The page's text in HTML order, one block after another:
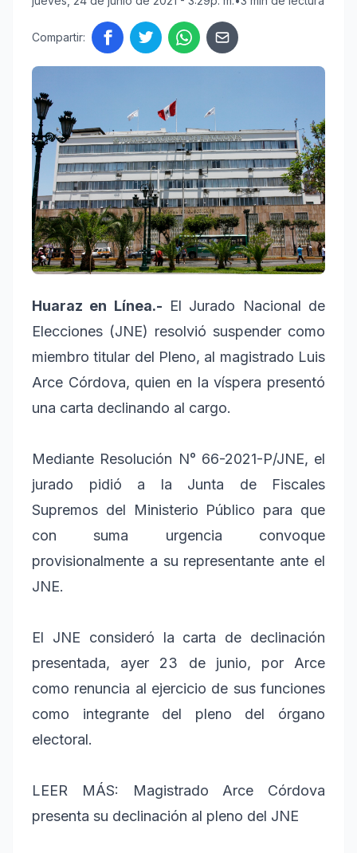
Compartir:
Huaraz en Línea.- El Jurado Nacional de
Elecciones (JNE) resolvió suspender como
miembro titular del Pleno, al magistrado Luis
Arce Córdova, quien en la víspera presentó
una carta declinando al cargo.
Mediante Resolución N° 66-2021-P/JNE, el
jurado pidió a la Junta de Fiscales
Supremos del Ministerio Público para que
con suma urgencia convoque
provisionalmente a su representante ante el
JNE.
El JNE consideró la carta de declinación
presentada, ayer 23 de junio, por Arce
como renuncia al ejercicio de sus funciones
como integrante del pleno del órgano
electoral.
LEER MÁS:
Magistrado Arce Córdova
presenta su declinación al pleno del JNE